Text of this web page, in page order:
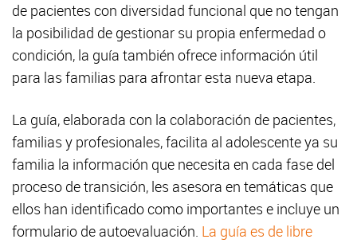
de pacientes con diversidad funcional que no tengan
la posibilidad de gestionar su propia enfermedad o
condición, la guía también ofrece información útil
para las familias para afrontar esta nueva etapa.
La guía, elaborada con la colaboración de pacientes,
familias y profesionales, facilita al adolescente ya su
familia la información que necesita en cada fase del
proceso de transición, les asesora en temáticas que
ellos han identificado como importantes e incluye un
formulario de autoevaluación. La guía es de libre